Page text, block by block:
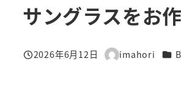
サングラスをお
投稿日
2026年6月12日
著
imahori カテ